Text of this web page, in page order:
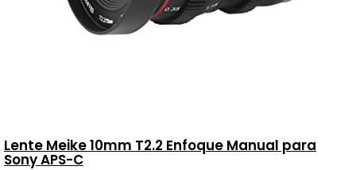
Lente Meike 10mm T2.2 Enfoque Manual para
Sony APS-C